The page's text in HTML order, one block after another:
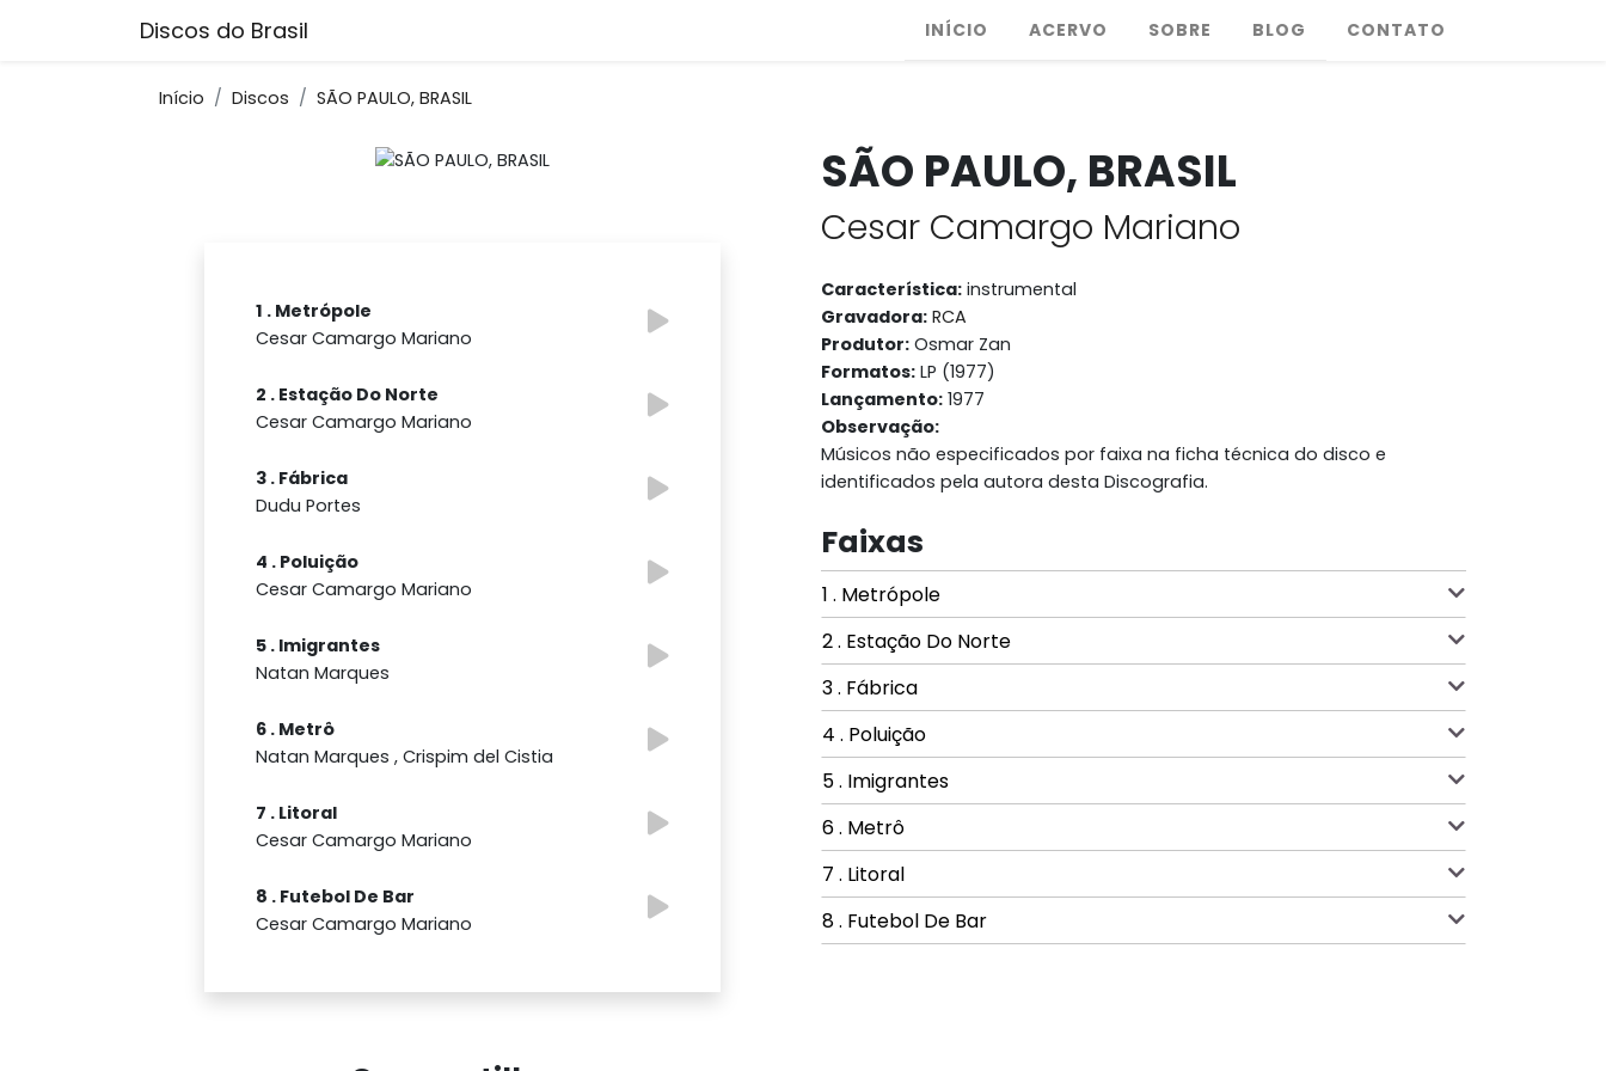
Discos do Brasil INÍCIO ACERVO SOBRE BLOG CONTATO
Início Discos SÃO PAULO, BRASIL
1 . Metrópole
Cesar Camargo Mariano
2 . Estação Do Norte
Cesar Camargo Mariano
3 . Fábrica
Dudu Portes
4 . Poluição
Cesar Camargo Mariano
5 . Imigrantes
Natan Marques
6 . Metrô
Natan Marques , Crispim del Cistia
7 . Litoral
Cesar Camargo Mariano
8 . Futebol De Bar
Cesar Camargo Mariano
SÃO PAULO, BRASIL
Cesar Camargo Mariano
Característica: instrumental
Gravadora: RCA
Produtor: Osmar Zan
Formatos: LP (1977)
Lançamento: 1977
Observação:
Músicos não especificados por faixa na ficha técnica do disco e
identificados pela autora desta Discografia.
Faixas
1 . Metrópole
2 . Estação Do Norte
3 . Fábrica
4 . Poluição
5 . Imigrantes
6 . Metrô
7 . Litoral
8 . Futebol De Bar